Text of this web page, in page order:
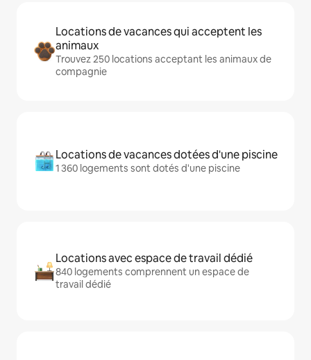
Locations de vacances qui acceptent les
animaux
Trouvez 250 locations acceptant les animaux de
compagnie
Locations de vacances dotées d'une piscine
1 360 logements sont dotés d'une piscine
Locations avec espace de travail dédié
840 logements comprennent un espace de
travail dédié